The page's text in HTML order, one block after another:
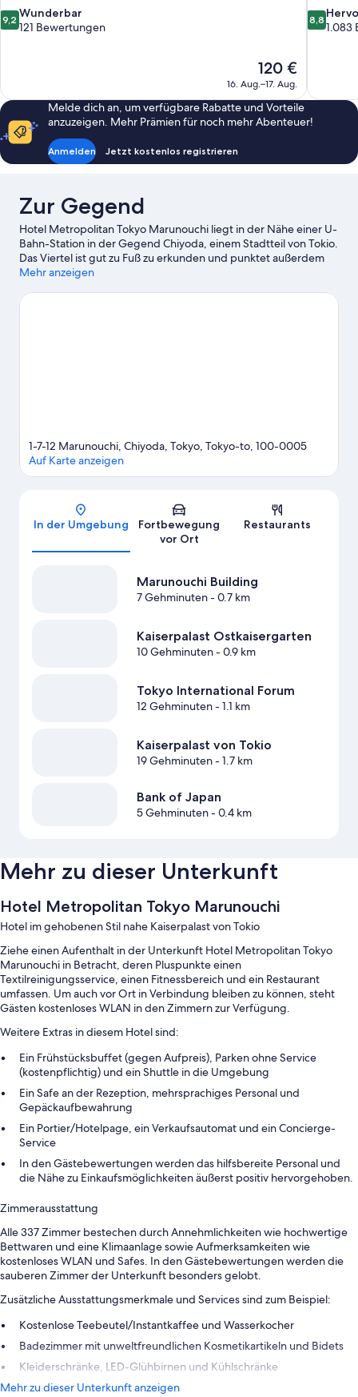
9.2
von
9,2 Wunderbar
121 Bewertungen
Der
Preis
beträgt
120 €
120 €
16. Aug.–17. Aug.
8.8
von
8,8
1.083
Melde dich an, um verfügbare Rabatte und Vorteile
anzuzeigen. Mehr Prämien für noch mehr Abenteuer!
Anmelden Jetzt kostenlos registrieren
Zur Gegend
Hotel Metropolitan Tokyo Marunouchi liegt in der Nähe einer U-
Bahn-Station in der Gegend Chiyoda, einem Stadtteil von Tokio.
Das Viertel ist gut zu Fuß zu erkunden und punktet außerdem
mit tollen Einkaufsmöglichkeiten. Tokyo Midtown
wenn du Lust auf Shoppen hast. Wer lieber die Natur der
Mehr anzeigen
Karte
1-7-12 Marunouchi, Chiyoda, Tokyo, Tokyo-to, 100-0005
Auf Karte anzeigen
In der Umgebung
Fortbewegung
vor Ort
Restaurants
Marunouchi Building
7 Gehminuten- 0.7 km
Kaiserpalast Ostkaisergarten
10 Gehminuten- 0.9 km
Tokyo International Forum
12 Gehminuten- 1.1 km
Kaiserpalast von Tokio
19 Gehminuten- 1.7 km
Bank of Japan
5 Gehminuten- 0.4 km
Mehr zu dieser Unterkunft
Hotel Metropolitan Tokyo Marunouchi
Hotel im gehobenen Stil nahe Kaiserpalast von Tokio
Ziehe einen Aufenthalt in der Unterkunft Hotel Metropolitan Tokyo
Marunouchi in Betracht, deren Pluspunkte einen
Textilreinigungsservice, einen Fitnessbereich und ein Restaurant
umfassen. Um auch vor Ort in Verbindung bleiben zu können, steht
Gästen kostenloses WLAN in den Zimmern zur Verfügung.
Weitere Extras in diesem Hotel sind:
Ein Frühstücksbuffet (gegen Aufpreis), Parken ohne Service
(kostenpflichtig) und ein Shuttle in die Umgebung
Ein Safe an der Rezeption, mehrsprachiges Personal und
Gepäckaufbewahrung
Ein Portier/Hotelpage, ein Verkaufsautomat und ein Concierge-
Service
In den Gästebewertungen werden das hilfsbereite Personal und
die Nähe zu Einkaufsmöglichkeiten äußerst positiv hervorgehoben.
Zimmerausstattung
Alle 337 Zimmer bestechen durch Annehmlichkeiten wie hochwertige
Bettwaren und eine Klimaanlage sowie Aufmerksamkeiten wie
kostenloses WLAN und Safes. In den Gästebewertungen werden die
sauberen Zimmer der Unterkunft besonders gelobt.
Zusätzliche Ausstattungsmerkmale und Services sind zum Beispiel:
Kostenlose Teebeutel/Instantkaffee und Wasserkocher
Badezimmer mit unweltfreundlichen Kosmetikartikeln und Bidets
Kleiderschränke, LED-Glühbirnen und Kühlschränke
Mehr zu dieser Unterkunft anzeigen